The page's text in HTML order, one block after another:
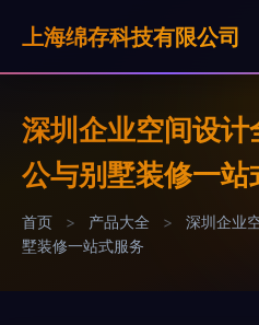
上海绵存科技有限公司
深圳企业空间设
公与别墅装修一站
首页 > 产品大全 >
深圳企业
墅装修一站式服务